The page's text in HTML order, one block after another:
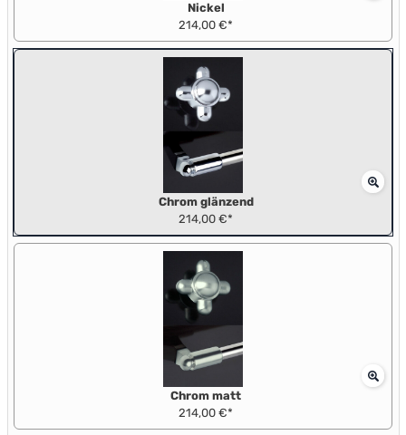
Nickel
214,00 €*
Chrom glänzend
214,00 €*
Chrom matt
214,00 €*